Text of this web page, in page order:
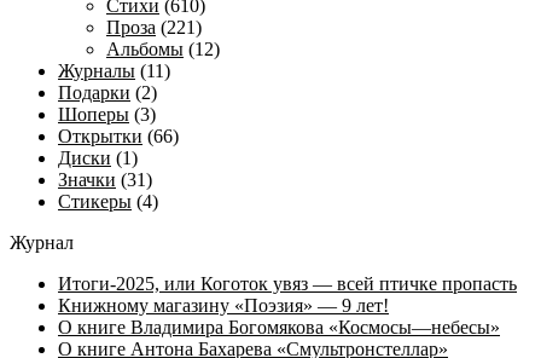
Стихи (610)
Проза (221)
Альбомы (12)
Журналы (11)
Подарки (2)
Шоперы (3)
Открытки (66)
Диски (1)
Значки (31)
Стикеры (4)
Журнал
Итоги-2025, или Коготок увяз — всей птичке пропасть
Книжному магазину «Поэзия» — 9 лет!
О книге Владимира Богомякова «Космосы—небесы»
О книге Антона Бахарева «Смультронстеллар»